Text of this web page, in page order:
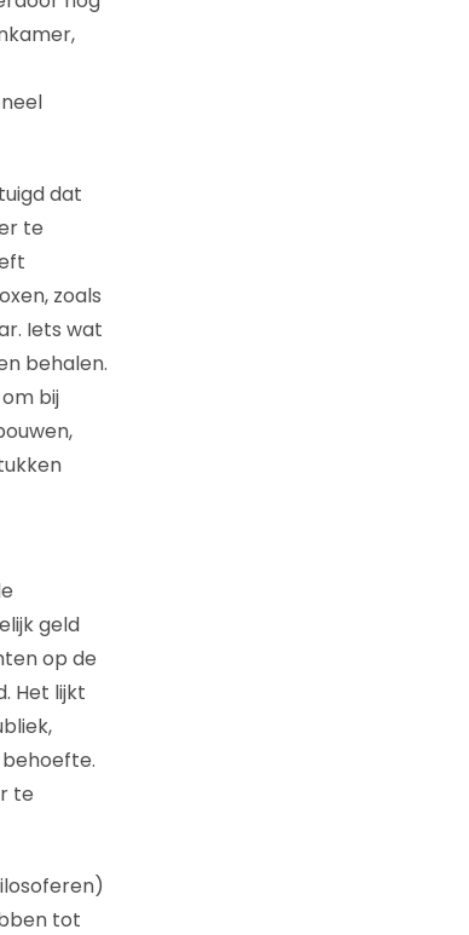
dat
te
zoals
Iets wat
behalen.
bij
geld
op de
Het lijkt
te
tot